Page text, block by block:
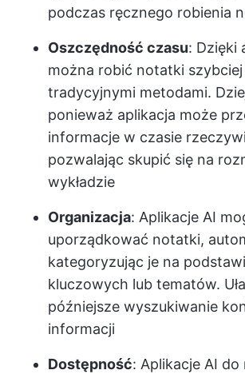
podczas ręcznego robienia
Oszczędność czasu: Dzięki
można robić notatki
tradycyjnymi metodami.
ponieważ aplikacja może
informacje w czasie
pozwalając skupić się na
wykładzie
Organizacja: Aplikacje AI
uporządkować notatki,
kategoryzując je na
kluczowych lub tematów.
późniejsze wyszukiwanie
informacji
Dostępność: Aplikacje AI do